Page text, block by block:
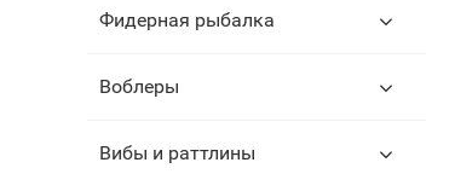
Фидерная рыбалка
Воблеры
Вибы и раттлины